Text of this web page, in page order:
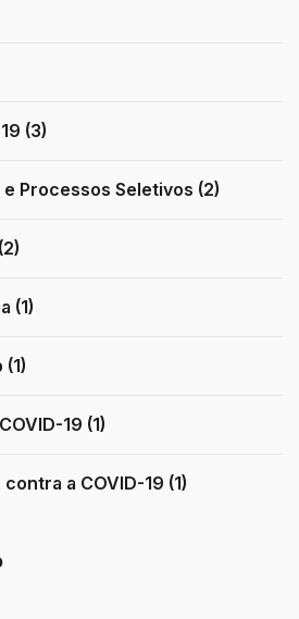
(3)
Processos Seletivos (2)
(1)
19 (1)
a COVID-19 (1)